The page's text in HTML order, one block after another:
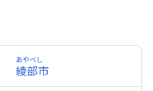
綾部市
あやべし